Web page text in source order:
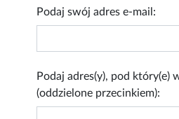
Podaj swój adres e-mail:
Podaj adres(y), pod który(e)
(oddzielone przecinkiem):